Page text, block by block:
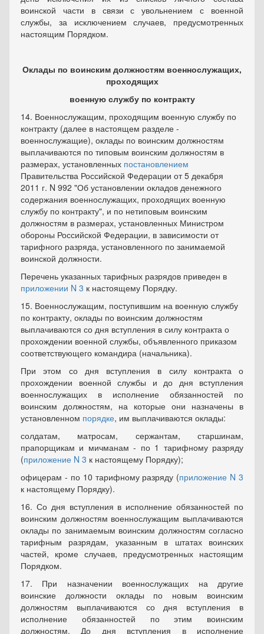
воинской части в связи с увольнением с военной
службы, за исключением случаев, предусмотренных
настоящим Порядком.
Оклады по воинским должностям военнослужащих,
проходящих
военную службу по контракту
14. Военнослужащим, проходящим военную службу по
контракту (далее в настоящем разделе -
военнослужащие), оклады по воинским должностям
выплачиваются по типовым воинским должностям в
размерах, установленных постановлением
Правительства Российской Федерации от 5 декабря
2011 г. N 992 "Об установлении окладов денежного
содержания военнослужащих, проходящих военную
службу по контракту", и по нетиповым воинским
должностям в размерах, установленных Министром
обороны Российской Федерации, в зависимости от
тарифного разряда, установленного по занимаемой
воинской должности.
Перечень указанных тарифных разрядов приведен в
приложении N 3 к настоящему Порядку.
15. Военнослужащим, поступившим на военную службу
по контракту, оклады по воинским должностям
выплачиваются со дня вступления в силу контракта о
прохождении военной службы, объявленного приказом
соответствующего командира (начальника).
При этом со дня вступления в силу контракта о
прохождении военной службы и до дня вступления
военнослужащих в исполнение обязанностей по
воинским должностям, на которые они назначены в
установленном порядке, им выплачиваются оклады:
солдатам, матросам, сержантам, старшинам,
прапорщикам и мичманам - по 1 тарифному разряду
(приложение N 3 к настоящему Порядку);
офицерам - по 10 тарифному разряду (приложение N 3
к настоящему Порядку).
16. Со дня вступления в исполнение обязанностей по
воинским должностям военнослужащим выплачиваются
оклады по занимаемым воинским должностям согласно
тарифным разрядам, указанным в штатах воинских
частей, кроме случаев, предусмотренных настоящим
Порядком.
17. При назначении военнослужащих на другие
воинские должности оклады по новым воинским
должностям выплачиваются со дня вступления в
исполнение обязанностей по этим воинским
должностям. До дня вступления в исполнение